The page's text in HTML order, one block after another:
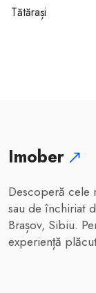
Tătărași
Imober
Descoperă cele
sau de închiriat
Brașov, Sibiu.
experiență